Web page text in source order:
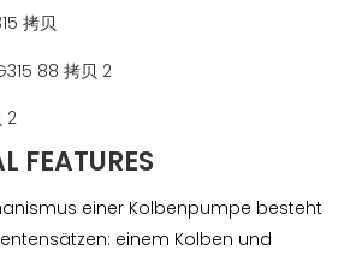
FEATURES
einer Kolbenpumpe besteht
einem Kolben und